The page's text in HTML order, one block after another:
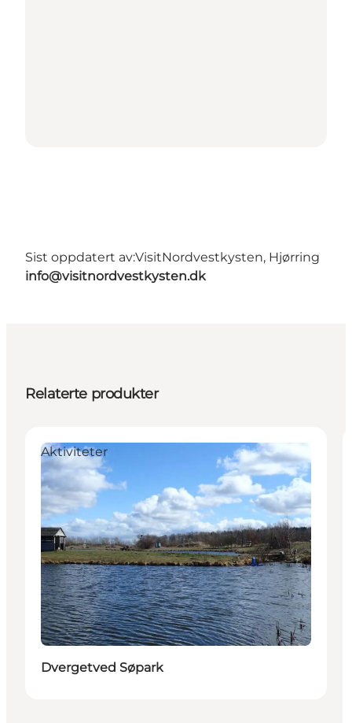
Sist oppdatert av:VisitNordvestkysten, Hjørring
info@visitnordvestkysten.dk
Relaterte produkter
Aktiviteter
Dvergetved Søpark